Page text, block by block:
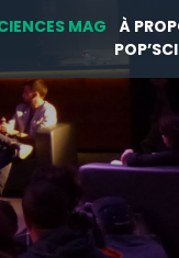
MAG
À